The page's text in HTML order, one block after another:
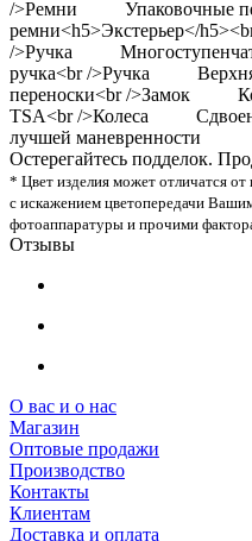
/>Ремни Упаковочные
ремни<h5>Экстерьер</
/>Ручка
ручка<br />Ручка Верхняя
переноски<br />Замок
TSA<br />Колеса
лучшей маневренности
Остерегайтесь подделок.
* Цвет изделия может отличатся от
с искажением цветопередачи
фотоаппаратуры и прочими
Отзывы
О вас и о нас
Магазин
Оптовые продажи
Производство
Контакты
Клиентам
Доставка и оплата